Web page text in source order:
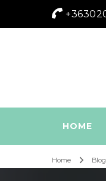
HOME
Home Blog